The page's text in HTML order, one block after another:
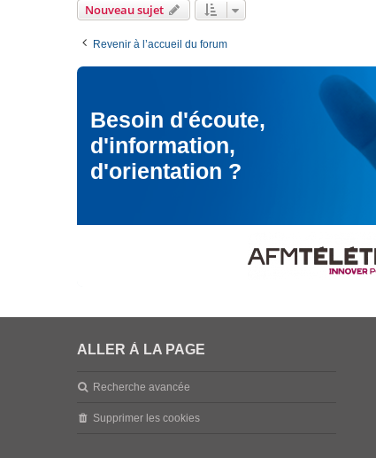
Nouveau sujet
Revenir à l’accueil du forum
Besoin d'écoute,
d'information,
d'orientation ?
ALLER À LA PAGE
Recherche avancée
Supprimer les cookies